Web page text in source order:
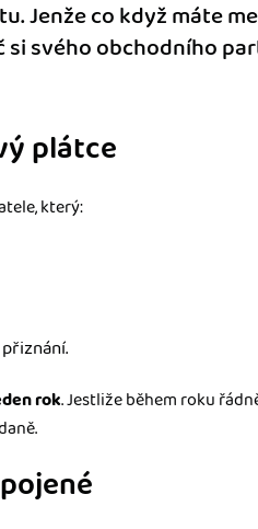
Jenže co když máte
svého obchodního
plátce
který:
rok. Jestliže během roku